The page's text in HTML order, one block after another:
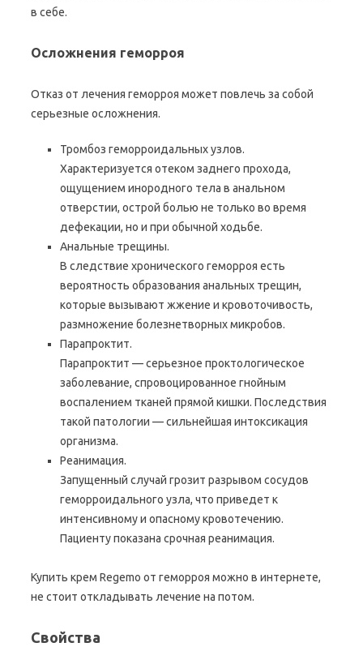
в себе.
Осложнения геморроя
Отказ от лечения геморроя может повлечь за собой
серьезные осложнения.
Тромбоз геморроидальных узлов.
Характеризуется отеком заднего прохода,
ощущением инородного тела в анальном
отверстии, острой болью не только во время
дефекации, но и при обычной ходьбе.
Анальные трещины.
В следствие хронического геморроя есть
вероятность образования анальных трещин,
которые вызывают жжение и кровоточивость,
размножение болезнетворных микробов.
Парапроктит.
Парапроктит — серьезное проктологическое
заболевание, спровоцированное гнойным
воспалением тканей прямой кишки. Последствия
такой патологии — сильнейшая интоксикация
организма.
Реанимация.
Запущенный случай грозит разрывом сосудов
геморроидального узла, что приведет к
интенсивному и опасному кровотечению.
Пациенту показана срочная реанимация.
Купить крем Regemo от геморроя можно в интернете,
не стоит откладывать лечение на потом.
Свойства